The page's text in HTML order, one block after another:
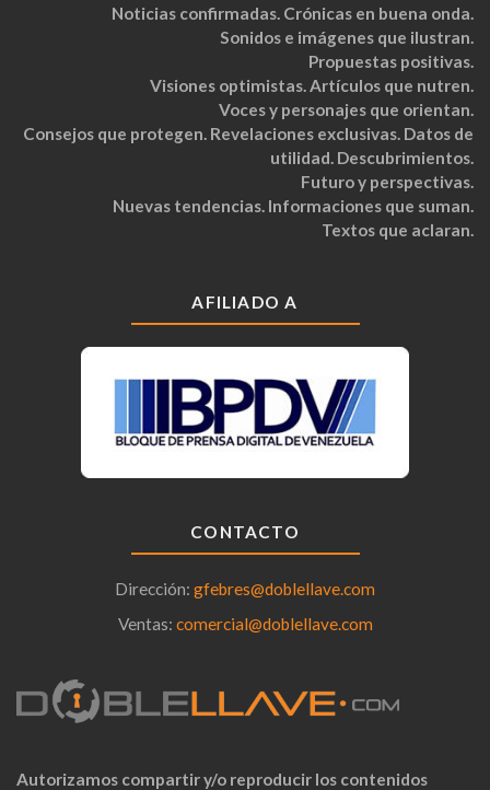
Noticias confirmadas. Crónicas en buena onda.
Sonidos e imágenes que ilustran.
Propuestas positivas.
Visiones optimistas. Artículos que nutren.
Voces y personajes que orientan.
Consejos que protegen. Revelaciones exclusivas. Datos de
utilidad. Descubrimientos.
Futuro y perspectivas.
Nuevas tendencias. Informaciones que suman.
Textos que aclaran.
AFILIADO A
CONTACTO
Dirección: gfebres@doblellave.com
Ventas: comercial@doblellave.com
Autorizamos compartir y/o reproducir los contenidos